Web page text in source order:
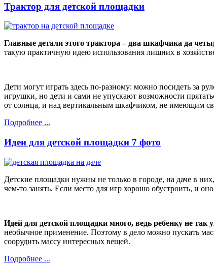
Трактор для детской площадки
Главные детали этого трактора – два шкафчика да
такую практичную идею использования лишних в
Дети могут играть здесь по-разному: можно посидеть за
игрушки, но дети и сами не упускают возможности
от солнца, и над вертикальным шкафчиком, не имеющим
Подробнее ...
Идеи для детской площадки 7 фото
Детские площадки нужны не только в городе, на даче в
чем-то занять. Если место для игр хорошо обустроить, и
Идей для детской площадки много, ведь ребенку не так
необычное применение. Поэтому в дело можно пускать
соорудить массу интересных вещей.
Подробнее ...